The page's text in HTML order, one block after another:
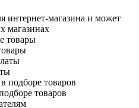
интернет-магазина и может
магазинах
товаров